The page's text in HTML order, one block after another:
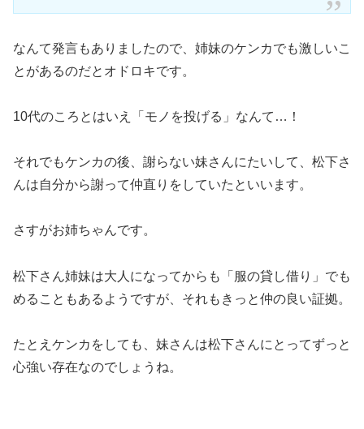
なんて発言もありましたので、姉妹のケンカでも激しいこ
とがあるのだとオドロキです。
10代のころとはいえ「モノを投げる」なんて…！
それでもケンカの後、謝らない妹さんにたいして、松下さ
んは自分から謝って仲直りをしていたといいます。
さすがお姉ちゃんです。
松下さん姉妹は大人になってからも「服の貸し借り」でも
めることもあるようですが、それもきっと仲の良い証拠。
たとえケンカをしても、妹さんは松下さんにとってずっと
心強い存在なのでしょうね。